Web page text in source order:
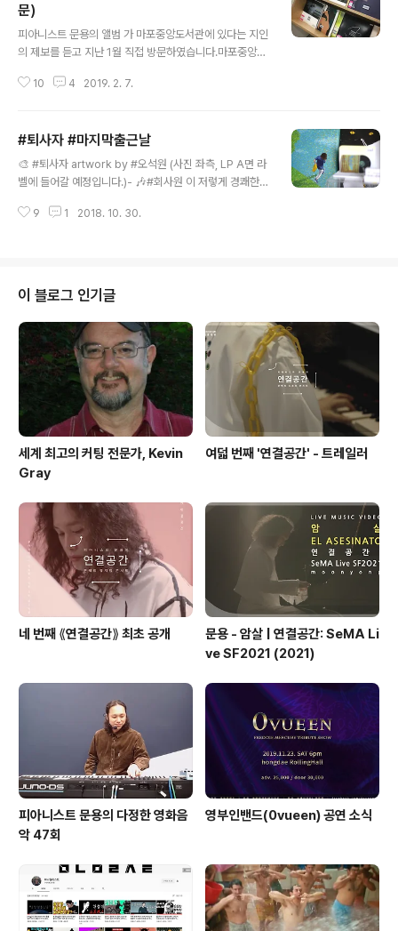
문)
피아니스트 문용의 앨범 가 마포중앙도서관에 있다는 지인
의 제보를 듣고 지난 1월 직접 방문하였습니다.마포중앙도
시설이 함께 있습니다.'현대카드 라이브러리도 아니고 무슨
잘 보이는 상단에 놓여있어 놀랍고 감격스러웠습니다.멀티
미디어실에서는 LP 외에도 각종 CD와 DVD 등 감상이 가
능합니다. 멀티미디어실 이용에는 약간의 절차가 필요한
니다.도서관 전층을 가볍게 둘러보았는데, 시설이 너무 훌
10 4 2019. 2. 7.
#퇴사자 #마지막출근날
🎨 #퇴사자 artwork by #오석원 (사진 좌측, LP A면 라
벨에 들어갈 예정입니다.)- 🎶#회사원 이 저렇게 경쾌한
#오석원 작가님은 일과 작품을 꾸준히 병행하시는, 또한
개월이 더 지나고 있습니다. 어떠한 결정이든 절대 뒤돌아
보지 않을 신중함으로 해야겠지요. 그 무게가 가벼이 여겨
지지 않도록 말입니다. 여전히 저에겐 잘 한 결정이고, 또
앞으로 다가올 일들 잘 해내리라 스스로를 믿습니다. 이런
믿음은 👏기대해주시고 격려해주시는 분들 덕에 가능한 일
이라 생각합니다. - ..
9 1 2018. 10. 30.
이 블로그 인기글
세계 최고의 커팅 전문가, Kevin
Gray
여덟 번째 '연결공간' - 트레일러
네 번째 ⟪연결공간⟫ 최초 공개
문용 - 암살 | 연결공간: SeMA Li
ve SF2021 (2021)
피아니스트 문용의 다정한 영화음
악 47회
영부인밴드(0vueen) 공연 소식